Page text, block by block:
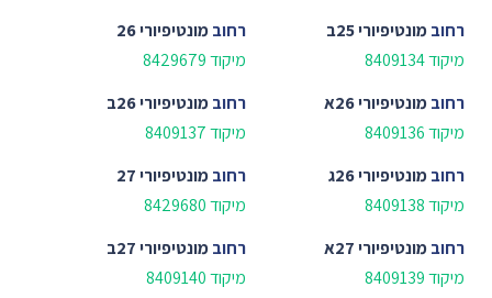
רחובמונטיפיורי 25ב
מיקוד 8409134
רחובמונטיפיורי 26
מיקוד 8429679
רחובמונטיפיורי 26א
מיקוד 8409136
רחובמונטיפיורי 26ב
מיקוד 8409137
רחובמונטיפיורי 26ג
מיקוד 8409138
רחובמונטיפיורי 27
מיקוד 8429680
רחובמונטיפיורי 27א
מיקוד 8409139
רחובמונטיפיורי 27ב
מיקוד 8409140